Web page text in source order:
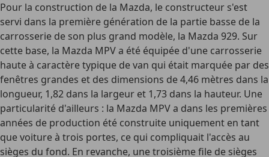
Pour la construction de la Mazda, le constructeur s'est
servi dans la première génération de la partie basse de la
carrosserie de son plus grand modèle, la Mazda 929. Sur
cette base, la Mazda MPV a été équipée d'une carrosserie
haute à caractère typique de van qui était marquée par des
fenêtres grandes et des dimensions de 4,46 mètres dans la
longueur, 1,82 dans la largeur et 1,73 dans la hauteur. Une
particularité d'ailleurs : la Mazda MPV a dans les premières
années de production été construite uniquement en tant
que voiture à trois portes, ce qui compliquait l'accès au
sièges du fond. En revanche, une troisième file de sièges